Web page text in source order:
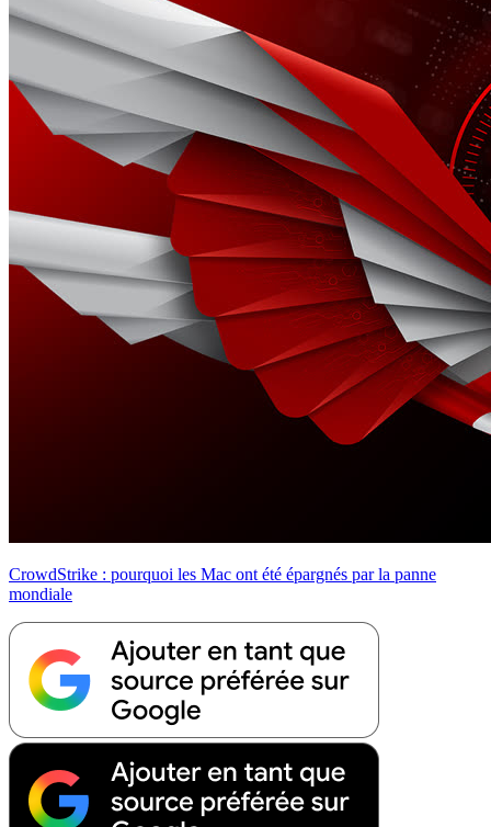
CrowdStrike : pourquoi les Mac ont été épargnés par la panne
mondiale